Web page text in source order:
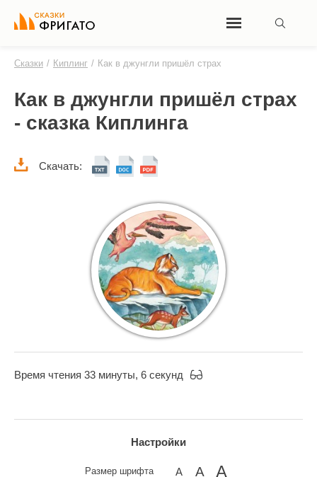
Сказки / Киплинг / Как в джунгли пришёл страх
Как в джунгли пришёл страх
- сказка Киплинга
Скачать:
Время чтения 33 минуты, 6 секунд
Настройки
Размер шрифта